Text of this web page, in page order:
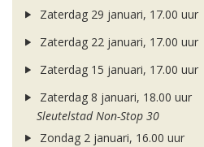
Zaterdag 29 januari, 17.00 uur
Zaterdag 22 januari, 17.00 uur
Zaterdag 15 januari, 17.00 uur
Zaterdag 8 januari, 18.00 uur
Sleutelstad Non-Stop 30
Zondag 2 januari, 16.00 uur